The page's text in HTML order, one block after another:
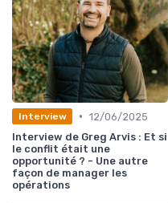
Interview • 12/06/2025
Interview de Greg Arvis : Et si
le conflit était une
opportunité ? - Une autre
façon de manager les
opérations